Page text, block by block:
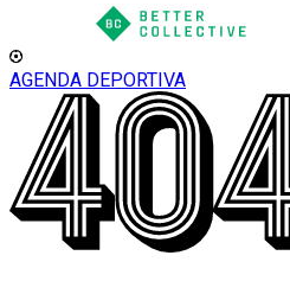
AGENDA DEPORTIVA